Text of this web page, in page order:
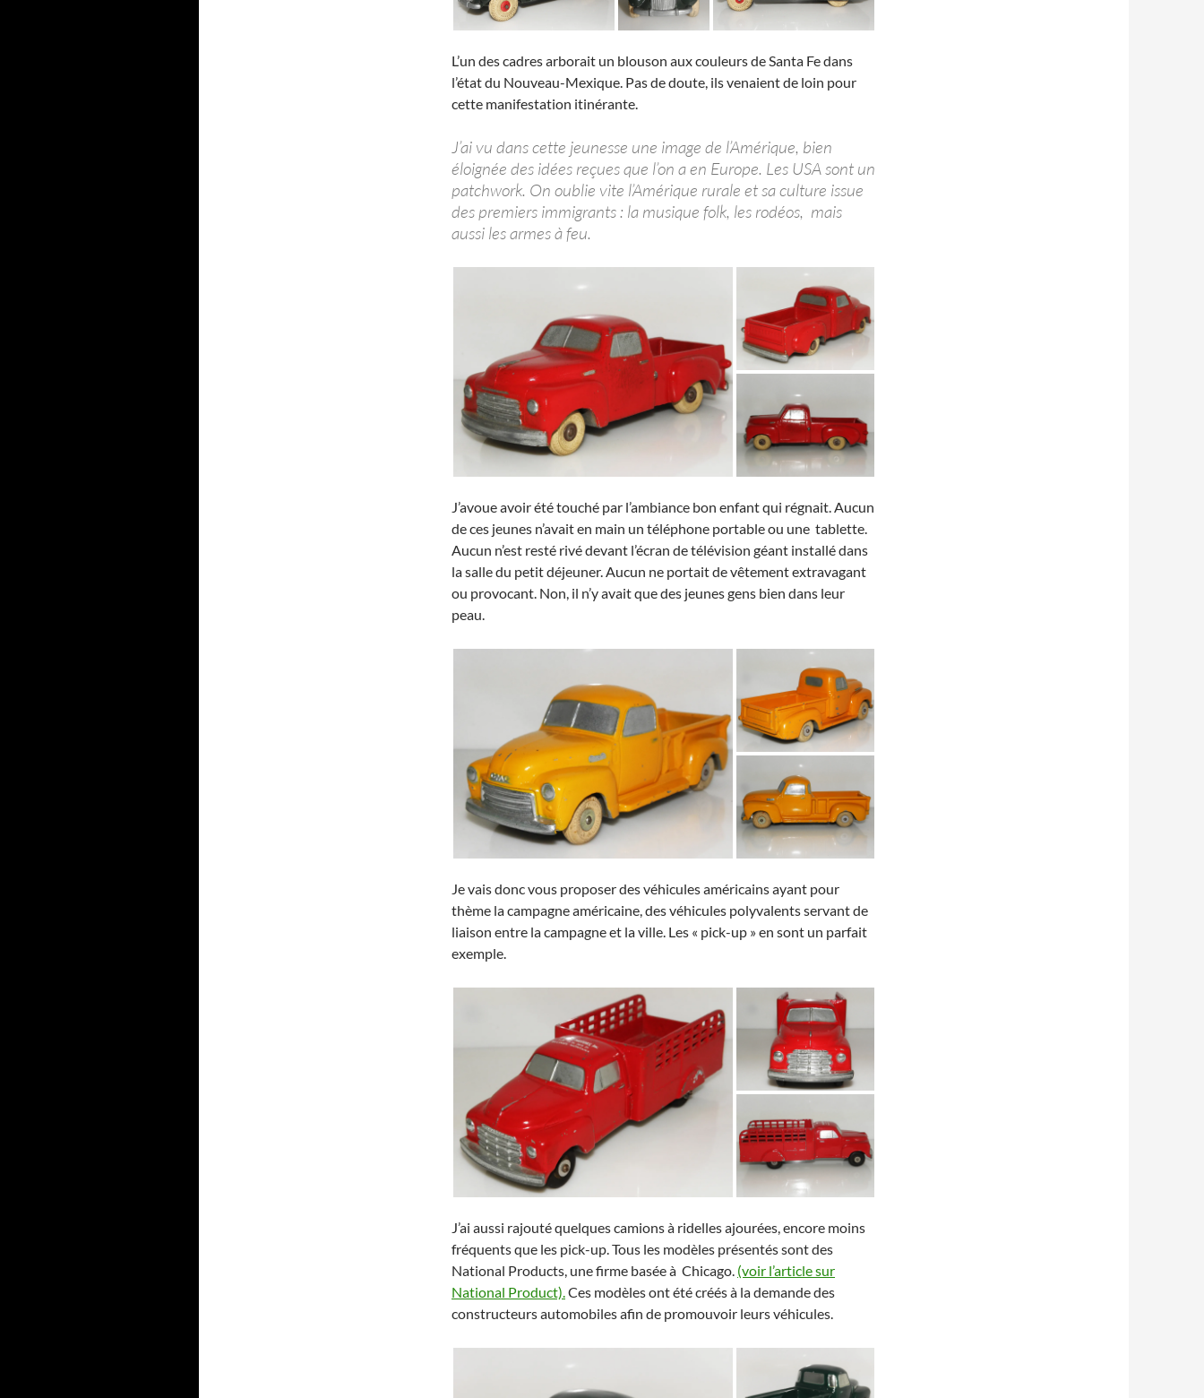
L’un des cadres arborait un blouson aux couleurs de Santa Fe dans
l’état du Nouveau-Mexique. Pas de doute, ils venaient de loin pour
cette manifestation itinérante.
J’ai vu dans cette jeunesse une image de l’Amérique, bien
éloignée des idées reçues que l’on a en Europe. Les USA sont un
patchwork. On oublie vite l’Amérique rurale et sa culture issue
des premiers immigrants : la musique folk, les rodéos, mais
aussi les armes à feu.
J’avoue avoir été touché par l’ambiance bon enfant qui régnait. Aucun
de ces jeunes n’avait en main un téléphone portable ou une tablette.
Aucun n’est resté rivé devant l’écran de télévision géant installé dans
la salle du petit déjeuner. Aucun ne portait de vêtement extravagant
ou provocant. Non, il n’y avait que des jeunes gens bien dans leur
peau.
Je vais donc vous proposer des véhicules américains ayant pour
thème la campagne américaine, des véhicules polyvalents servant de
liaison entre la campagne et la ville. Les « pick-up » en sont un parfait
exemple.
J’ai aussi rajouté quelques camions à ridelles ajourées, encore moins
fréquents que les pick-up. Tous les modèles présentés sont des
National Products, une firme basée à Chicago. (voir l’article sur
National Product).Ces modèles ont été créés à la demande des
constructeurs automobiles afin de promouvoir leurs véhicules.